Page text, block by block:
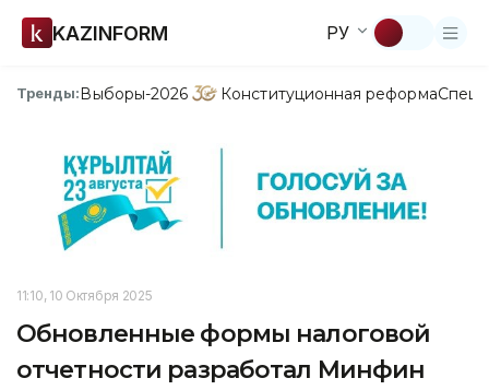
KAZINFORM РУ
Тренды:Выборы-2026 Конституционная реформа
11:10, 10 Октября 2025
Обновленные формы налоговой
отчетности разработал Минфин